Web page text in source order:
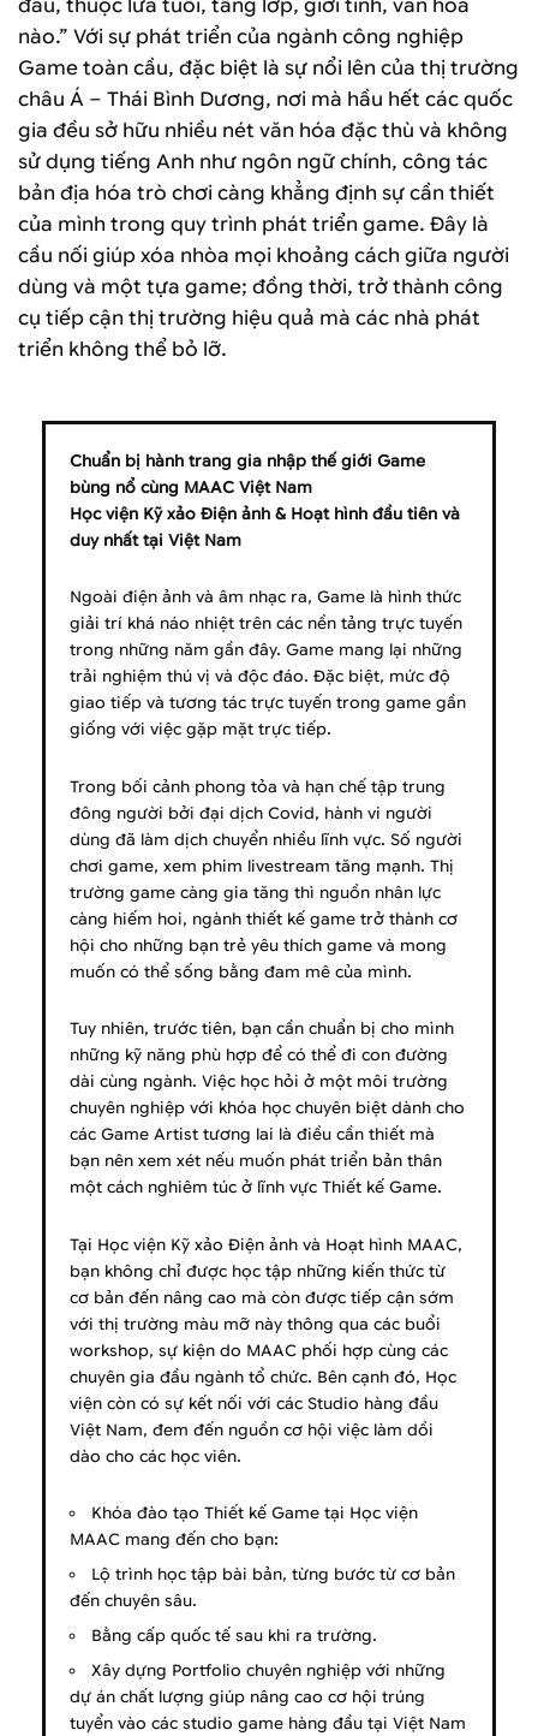
đâu, thuộc lứa tuổi, tầng lớp, giới tính, văn hóa
nào.” Với sự phát triển của ngành công nghiệp
Game toàn cầu, đặc biệt là sự nổi lên của thị trường
châu Á – Thái Bình Dương, nơi mà hầu hết các quốc
gia đều sở hữu nhiều nét văn hóa đặc thù và không
sử dụng tiếng Anh như ngôn ngữ chính, công tác
bản địa hóa trò chơi càng khẳng định sự cần thiết
của mình trong quy trình phát triển game. Đây là
cầu nối giúp xóa nhòa mọi khoảng cách giữa người
dùng và một tựa game; đồng thời, trở thành công
cụ tiếp cận thị trường hiệu quả mà các nhà phát
triển không thể bỏ lỡ.
Chuẩn bị hành trang gia nhập thế giới Game
bùng nổ cùng MAAC Việt Nam
Học viện Kỹ xảo Điện ảnh & Hoạt hình đầu tiên và
duy nhất tại Việt Nam
Ngoài điện ảnh và âm nhạc ra, Game là hình thức
giải trí khá náo nhiệt trên các nền tảng trực tuyến
trong những năm gần đây. Game mang lại những
trải nghiệm thú vị và độc đáo. Đặc biệt, mức độ
giao tiếp và tương tác trực tuyến trong game gần
giống với việc gặp mặt trực tiếp.
Trong bối cảnh phong tỏa và hạn chế tập trung
đông người bởi đại dịch Covid, hành vi người
dùng đã làm dịch chuyển nhiều lĩnh vực. Số người
chơi game, xem phim livestream tăng mạnh. Thị
trường game càng gia tăng thì nguồn nhân lực
càng hiếm hoi, ngành thiết kế game trở thành cơ
hội cho những bạn trẻ yêu thích game và mong
muốn có thể sống bằng đam mê của mình.
Tuy nhiên, trước tiên, bạn cần chuẩn bị cho mình
những kỹ năng phù hợp để có thể đi con đường
dài cùng ngành. Việc học hỏi ở một môi trường
chuyên nghiệp với khóa học chuyên biệt dành cho
các Game Artist tương lai là điều cần thiết mà
bạn nên xem xét nếu muốn phát triển bản thân
một cách nghiêm túc ở lĩnh vực Thiết kế Game.
Tại Học viện Kỹ xảo Điện ảnh và Hoạt hình MAAC,
bạn không chỉ được học tập những kiến thức từ
cơ bản đến nâng cao mà còn được tiếp cận sớm
với thị trường màu mỡ này thông qua các buổi
workshop, sự kiện do MAAC phối hợp cùng các
chuyên gia đầu ngành tổ chức. Bên cạnh đó, Học
viện còn có sự kết nối với các Studio hàng đầu
Việt Nam, đem đến nguồn cơ hội việc làm dồi
dào cho các học viên.
Khóa đào tạo Thiết kế Game tại Học viện
MAAC mang đến cho bạn:
Lộ trình học tập bài bản, từng bước từ cơ bản
đến chuyên sâu.
Bằng cấp quốc tế sau khi ra trường.
Xây dựng Portfolio chuyên nghiệp với những
dự án chất lượng giúp nâng cao cơ hội trúng
tuyển vào các studio game hàng đầu tại Việt Nam